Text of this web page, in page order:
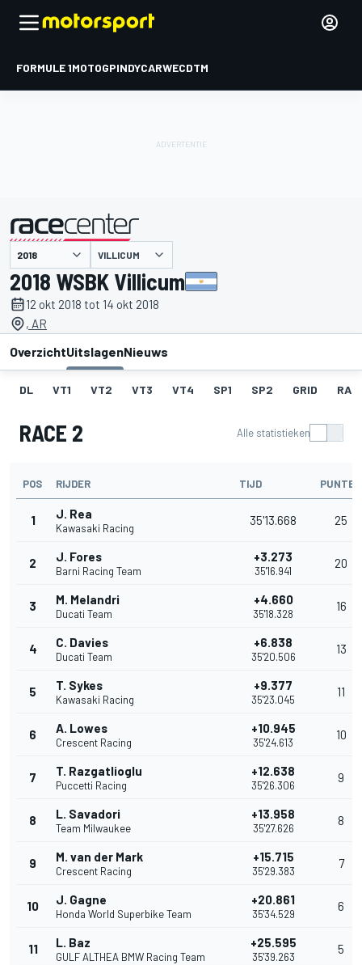
FORMULE 1MOTOGPINDYCARWECDTM
gepresenteerd door VILLICUM
2018 WSBK Villicum
12 okt 2018 tot 14 okt 2018
, AR
OverzichtUitslagenNieuws
DL VT1 VT2 VT3 VT4 SP1 SP2 GRID
RACE 2 Alle statistieken
POS RIJDER TIJD PUNTEN
1 J. Rea
Kawasaki Racing
35'13.668 25
2 J. Fores
Barni Racing Team
+3.273
35'16.941
20
3 M. Melandri
Ducati Team
+4.660
35'18.328
16
4 C. Davies
Ducati Team
+6.838
35'20.506
13
5 T. Sykes
Kawasaki Racing
+9.377
35'23.045
11
6 A. Lowes
Crescent Racing
+10.945
35'24.613
10
7 T. Razgatlioglu
Puccetti Racing
+12.638
35'26.306
9
8 L. Savadori
Team Milwaukee
+13.958
35'27.626
8
9 M. van der Mark
Crescent Racing
+15.715
35'29.383
7
10 J. Gagne
Honda World Superbike Team
+20.861
35'34.529
6
11 L. Baz
GULF ALTHEA BMW Racing Team
+25.595
35'39.263
5